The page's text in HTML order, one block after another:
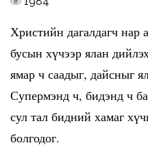
Христийн дагалдагч нар
бусын хүчээр ялан
ямар ч саадыг, дайсныг
Супермэнд ч, бидэнд ч
сул тал бидний хамаг
болгодог.